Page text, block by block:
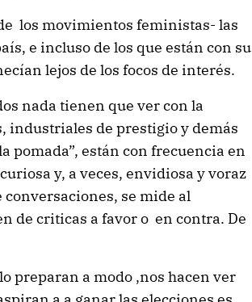
los movimientos feministas- las
e incluso de los que están con su
lejos de los focos de interés.
nada tienen que ver con la
industriales de prestigio y demás
pomada”, están con frecuencia en
y, a veces, envidiosa y voraz
conversaciones, se mide al
de criticas a favor o en contra. De
preparan a modo ,nos hacen ver